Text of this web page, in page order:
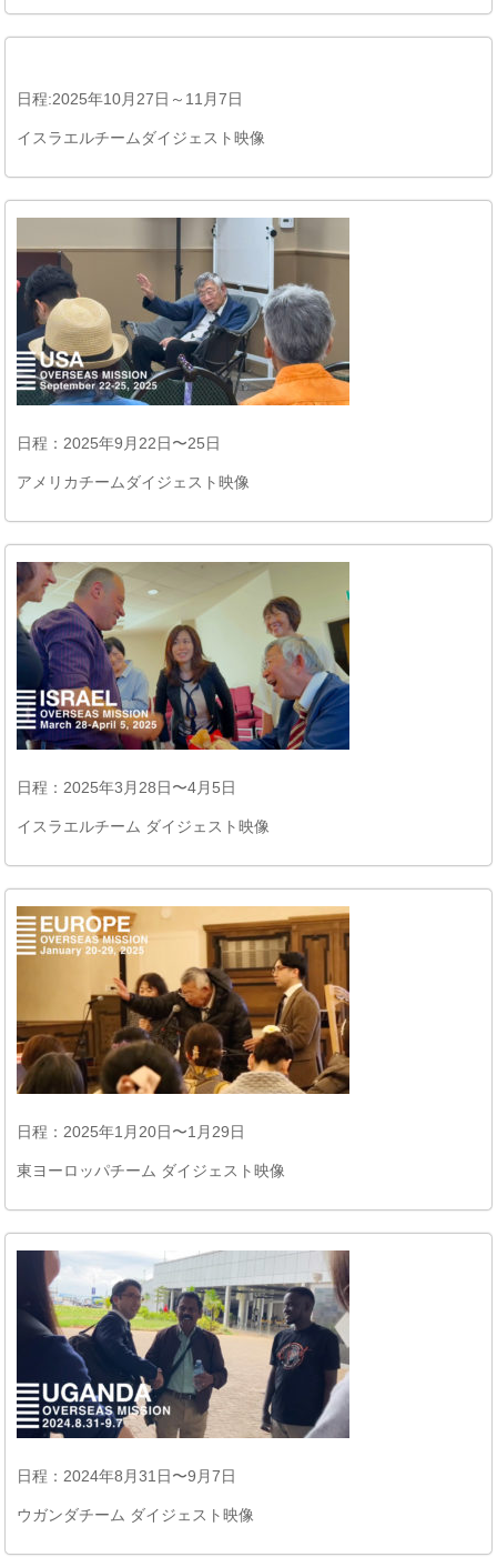
日程:2025年10月27日～11月7日
イスラエルチームダイジェスト映像
日程：2025年9月22日〜25日
アメリカチームダイジェスト映像
日程：2025年3月28日〜4月5日
イスラエルチーム ダイジェスト映像
日程：2025年1月20日〜1月29日
東ヨーロッパチーム ダイジェスト映像
日程：2024年8月31日〜9月7日
ウガンダチーム ダイジェスト映像